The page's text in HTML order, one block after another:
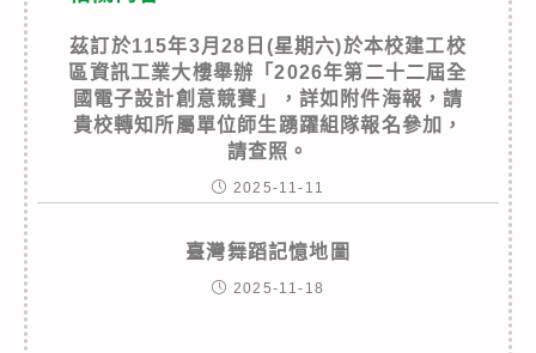
茲訂於115年3月28日(星期六)於本校建工校
區資訊工業大樓舉辦「2026年第二十二屆全
國電子設計創意競賽」，詳如附件海報，請
貴校轉知所屬單位師生踴躍組隊報名參加，
請查照。
2025-11-11
臺灣舞蹈記憶地圖
2025-11-18